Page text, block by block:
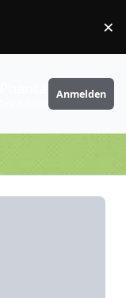
×
PhantaFriends.de
Anmelden